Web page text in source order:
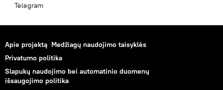
Telegram
Apie projektą Medžiagų naudojimo taisyklės
Privatumo politika
Slapukų naudojimo bei automatinio duomenų
išsaugojimo politika